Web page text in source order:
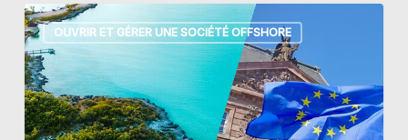
OUVRIR ET GÉRER UNE SOCIÉTÉ OFFSHORE
Onshore
vs
offshore :
comment
choisir
sans